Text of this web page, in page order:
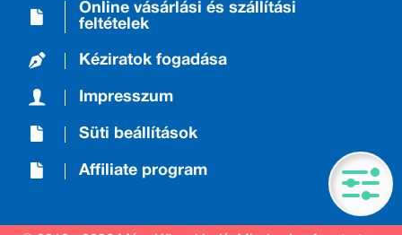
Online vásárlási és szállítási
feltételek
Kéziratok fogadása
Impresszum
Süti beállítások
Affiliate program